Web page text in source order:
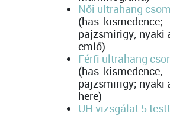
Női ultrahang
(has-kismedence;
pajzsmirigy; nyaki
emlő)
Férfi ultrahang
(has-kismedence;
pajzsmirigy; nyaki
here)
UH vizsgálat 5